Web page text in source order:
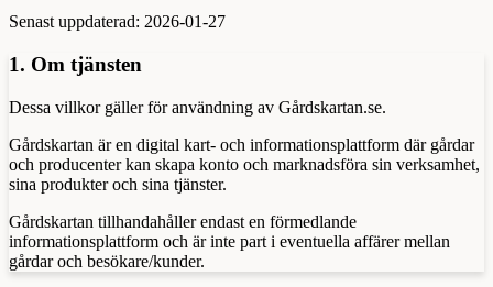
Senast uppdaterad: 2026-01-27
1. Om tjänsten
Dessa villkor gäller för användning av Gårdskartan.se.
Gårdskartan är en digital kart- och informationsplattform där gårdar
och producenter kan skapa konto och marknadsföra sin verksamhet,
sina produkter och sina tjänster.
Gårdskartan tillhandahåller endast en förmedlande
informationsplattform och är inte part i eventuella affärer mellan
gårdar och besökare/kunder.